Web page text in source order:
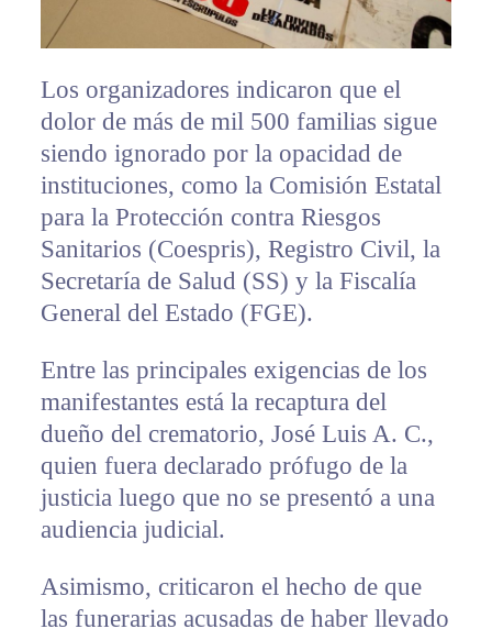
Los organizadores indicaron que el
dolor de más de mil 500 familias sigue
siendo ignorado por la opacidad de
instituciones, como la Comisión Estatal
para la Protección contra Riesgos
Sanitarios (Coespris), Registro Civil, la
Secretaría de Salud (SS) y la Fiscalía
General del Estado (FGE).
Entre las principales exigencias de los
manifestantes está la recaptura del
dueño del crematorio, José Luis A. C.,
quien fuera declarado prófugo de la
justicia luego que no se presentó a una
audiencia judicial.
Asimismo, criticaron el hecho de que
las funerarias acusadas de haber llevado